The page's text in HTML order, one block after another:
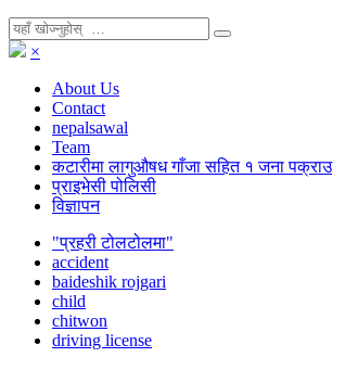
×
About Us
Contact
nepalsawal
Team
कटारीमा लागुऔषध गाँजा सहित १ जना पक्राउ
प्राइभेसी पोलिसी
विज्ञापन
"प्रहरी टोलटोलमा"
accident
baideshik rojgari
child
chitwon
driving license